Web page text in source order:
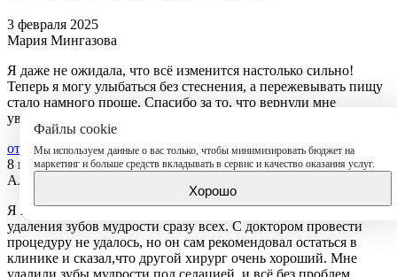
3 февраля 2025
Мария Мингазова
Я даже не ожидала, что всё изменится настолько сильно!
Теперь я могу улыбаться без стеснения, а пережевывать пищу
стало намного проще. Спасибо за то, что вернули мне
уверенность в себе и комфорт в повседневной жизни!
отзыв
8 ноября 2023
Алекс
Я попала в клинику, когда искала врача по отзывам для
удаления зубов мудрости сразу всех. С доктором провести
процедуру не удалось, но он сам рекомендовал остаться в
клинике и сказал,что другой хирург очень хороший. Мне
Файлы cookie
Мы используем данные о вас только, чтобы минимизировать бюджет на
маркетинг и больше средств вкладывать в сервис и качество оказания услуг.
Хорошо